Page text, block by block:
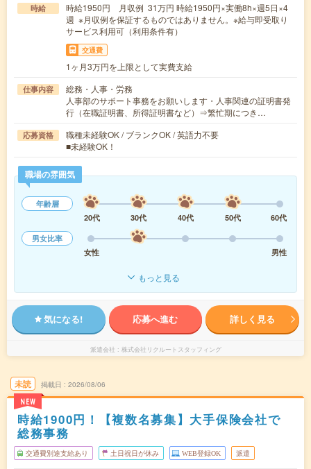
時給
時給1950円 月収例 31万円 時給1950円×実働8h×週5日×4
週 ※月収例を保証するものではありません。※給与即受取り
サービス利用可（利用条件有）
交通費
1ヶ月3万円を上限として実費支給
仕事内容
総務・人事・労務
人事部のサポート事務をお願いします・人事関連の証明書発
行（在職証明書、所得証明書など）⇒繁忙期につき…
応募資格
職種未経験OK / ブランクOK / 英語力不要
■未経験OK！
職場の雰囲気
年齢層
20代
30代 40代 50代
60代
男女比率
女性
男性
もっと見る
気になる! 応募へ進む 詳しく見る
派遣会社 株式会社リクルートスタッフィング
未読
NEW
掲載日 2026/08/06
時給1900円！【複数名募集】大手保険会社で
総務事務
交通費別途支給あり 土日祝日が休み WEB登録OK 派遣